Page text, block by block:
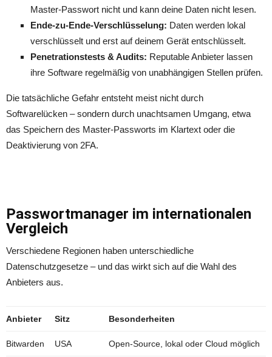
Master-Passwort nicht und kann deine Daten nicht lesen.
Ende-zu-Ende-Verschlüsselung: Daten werden lokal
verschlüsselt und erst auf deinem Gerät entschlüsselt.
Penetrationstests & Audits: Reputable Anbieter lassen
ihre Software regelmäßig von unabhängigen Stellen prüfen.
Die tatsächliche Gefahr entsteht meist nicht durch
Softwarelücken – sondern durch unachtsamen Umgang, etwa
das Speichern des Master-Passworts im Klartext oder die
Deaktivierung von 2FA.
Passwortmanager im internationalen
Vergleich
Verschiedene Regionen haben unterschiedliche
Datenschutzgesetze – und das wirkt sich auf die Wahl des
Anbieters aus.
Anbieter Sitz Besonderheiten
Bitwarden USA Open-Source, lokal oder Cloud möglich